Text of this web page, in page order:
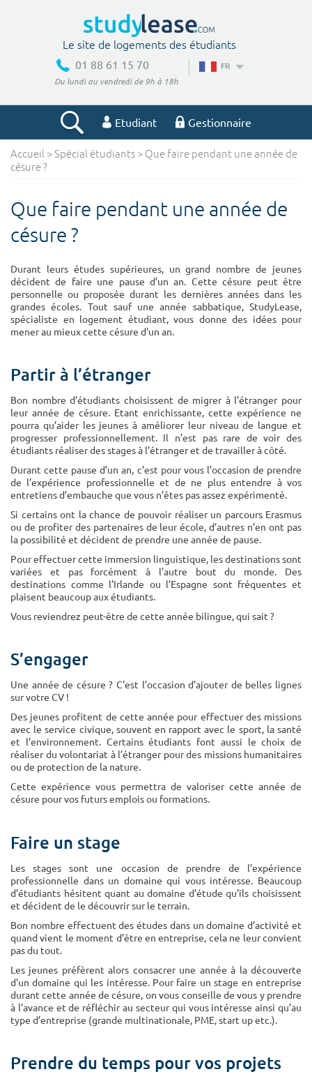
Le site de logements des étudiants
01 88 61 15 70
Du lundi au vendredi de 9h à 18h
FR
Etudiant Gestionnaire
Votre recherche
€ €
Surface min Surface max
Type de location
Colocation
Votre date d'entrée
Chercher
Accueil >Spécial étudiants > Que faire pendant une année de
césure ?
Que faire pendant une année de
césure ?
Durant leurs études supérieures, un grand nombre de jeunes
décident de faire une pause d’un an. Cette césure peut être
personnelle ou proposée durant les dernières années dans les
grandes écoles. Tout sauf une année sabbatique, StudyLease,
spécialiste en logement étudiant, vous donne des idées pour
mener au mieux cette césure d'un an.
Partir à l’étranger
Bon nombre d’étudiants choisissent de migrer à l’étranger pour
leur année de césure. Etant enrichissante, cette expérience ne
pourra qu’aider les jeunes à améliorer leur niveau de langue et
progresser professionnellement. Il n’est pas rare de voir des
étudiants réaliser des stages à l’étranger et de travailler à côté.
Durant cette pause d’un an, c’est pour vous l’occasion de prendre
de l’expérience professionnelle et de ne plus entendre à vos
entretiens d’embauche que vous n’êtes pas assez expérimenté.
Si certains ont la chance de pouvoir réaliser un parcours Erasmus
ou de profiter des partenaires de leur école, d’autres n’en ont pas
la possibilité et décident de prendre une année de pause.
Pour effectuer cette immersion linguistique, les destinations sont
variées et pas forcément à l’autre bout du monde. Des
destinations comme l’Irlande ou l’Espagne sont fréquentes et
plaisent beaucoup aux étudiants.
Vous reviendrez peut-être de cette année bilingue, qui sait ?
S’engager
Une année de césure ? C’est l’occasion d’ajouter de belles lignes
sur votre CV !
Des jeunes profitent de cette année pour effectuer des missions
avec le service civique, souvent en rapport avec le sport, la santé
et l’environnement. Certains étudiants font aussi le choix de
réaliser du volontariat à l’étranger pour des missions humanitaires
ou de protection de la nature.
Cette expérience vous permettra de valoriser cette année de
césure pour vos futurs emplois ou formations.
Faire un stage
Les stages sont une occasion de prendre de l’expérience
professionnelle dans un domaine qui vous intéresse. Beaucoup
d’étudiants hésitent quant au domaine d’étude qu’ils choisissent
et décident de le découvrir sur le terrain.
Bon nombre effectuent des études dans un domaine d’activité et
quand vient le moment d’être en entreprise, cela ne leur convient
pas du tout.
Les jeunes préfèrent alors consacrer une année à la découverte
d’un domaine qui les intéresse. Pour faire un stage en entreprise
durant cette année de césure, on vous conseille de vous y prendre
à l’avance et de réfléchir au secteur qui vous intéresse ainsi qu’au
type d’entreprise (grande multinationale, PME, start up etc.).
Prendre du temps pour vos projets